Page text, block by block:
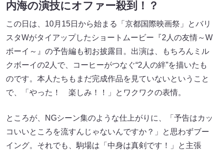
内海の演技にオファー殺到！？
この日は、10月15日から始まる「京都国際映画祭」とバリ
スタWがタイアップしたショートムービー『2人の友情～W
ボーイ～』の予告編も初お披露目。出演は、もちろんミル
クボーイの2人で、コーヒーがつなぐ“2人の絆”を描いたも
のです。本人たちもまだ完成作品を見ていないということ
で、「やった！ 楽しみ！！」とワクワクの表情。
ところが、NGシーン集のような仕上がりに、「予告はカッ
コいいところを流すんじゃないんですか？」と思わずブー
イング。それでも、駒場は「中身は真剣です！」と主張